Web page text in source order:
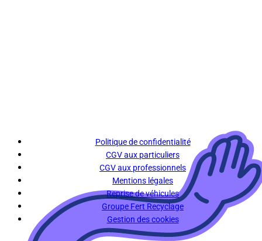
Politique de confidentialité
CGV aux particuliers
CGV aux professionnels
Mentions légales
Reprise de véhicules
Groupe Fert Recyclage
Gestion des cookies